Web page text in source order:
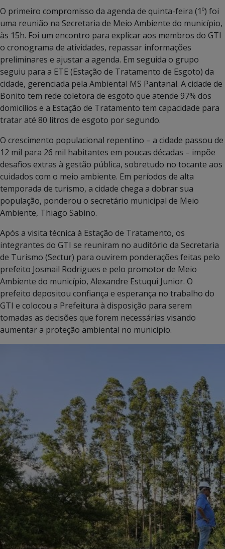
O primeiro compromisso da agenda de quinta-feira (1º) foi
uma reunião na Secretaria de Meio Ambiente do município,
às 15h. Foi um encontro para explicar aos membros do GTI
o cronograma de atividades, repassar informações
preliminares e ajustar a agenda. Em seguida o grupo
seguiu para a ETE (Estação de Tratamento de Esgoto) da
cidade, gerenciada pela Ambiental MS Pantanal. A cidade de
Bonito tem rede coletora de esgoto que atende 97% dos
domicílios e a Estação de Tratamento tem capacidade para
tratar até 80 litros de esgoto por segundo.
O crescimento populacional repentino – a cidade passou de
12 mil para 26 mil habitantes em poucas décadas – impõe
desafios extras à gestão pública, sobretudo no tocante aos
cuidados com o meio ambiente. Em períodos de alta
temporada de turismo, a cidade chega a dobrar sua
população, ponderou o secretário municipal de Meio
Ambiente, Thiago Sabino.
Após a visita técnica à Estação de Tratamento, os
integrantes do GTI se reuniram no auditório da Secretaria
de Turismo (Sectur) para ouvirem ponderações feitas pelo
prefeito Josmail Rodrigues e pelo promotor de Meio
Ambiente do município, Alexandre Estuqui Junior. O
prefeito depositou confiança e esperança no trabalho do
GTI e colocou a Prefeitura à disposição para serem
tomadas as decisões que forem necessárias visando
aumentar a proteção ambiental no município.